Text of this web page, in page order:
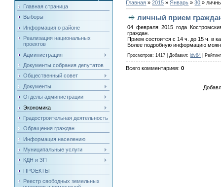
Главная страница
Выборы
Информация о районе
Реализация национальных
проектов
Администрация
Документы собрания депутатов
Общественный совет
Документы
Отделы администрации
Экономика
Градостроительная деятельность
Обращения граждан
Информация населению
Муниципальные услуги
КДН и ЗП
ПРОЕКТЫ
Реестр свободных земельных
Главная »2015 » Январь » 30 »
личный прием
04 февраля 2015 года
граждан.
Прием состоится с 14 ч. до 15 ч. в
Более подробную информацию
Просмотров: 1417 |Добавил: ldv84 Рейтинг
Всего комментариев:0